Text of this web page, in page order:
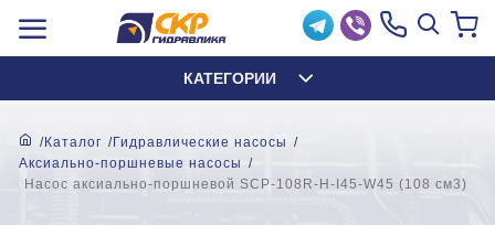
КАТЕГОРИИ
Каталог
Гидравлические насосы
Аксиально-поршневые насосы
Насос аксиально-поршневой SCP-108R-H-I45-W45 (108 см3)